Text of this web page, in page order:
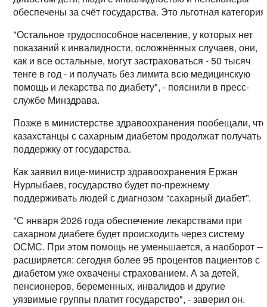
обеспечены за счёт государства. Это льготная
"Остальное трудоспособное население, у которых нет
показаний к инвалидности, осложнённых случаев, они,
как и все остальные, могут застраховаться - 50 тысяч
тенге в год - и получать без лимита всю медицинскую
помощь и лекарства по диабету", - пояснили в пресс-
службе Минздрава.
Позже в министерстве здравоохранения пообещали, что
казахстанцы с сахарным диабетом продолжат получать
поддержку от государства.
Как заявил вице-министр здравоохранения Ержан
Нурлыбаев, государство будет по-прежнему
поддерживать людей с диагнозом “сахарный диабет”.
"С января 2026 года обеспечение лекарствами при
сахарном диабете будет происходить через систему
ОСМС. При этом помощь не уменьшается, а наоборот —
расширяется: сегодня более 95 процентов пациентов с
диабетом уже охвачены страхованием. А за детей,
пенсионеров, беременных, инвалидов и другие
уязвимые группы платит государство", - заверил он.